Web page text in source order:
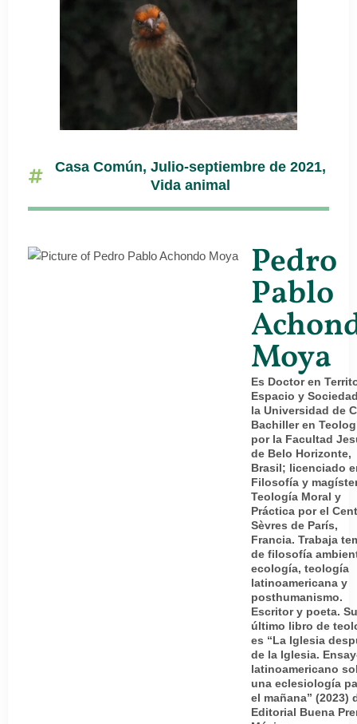
Casa Común, Julio-septiembre de 2021,
Vida animal
Pedro
Pablo
Moya
Es Doctor en
Espacio y
la Universidad de
Bachiller en
por la Facultad
de Belo Horizonte,
Brasil; licenciado
Filosofía y
Teología Moral y
Práctica por el
Sèvres de París,
Francia. Trabaja
de filosofía
ecología, teología
latinoamericana y
posthumanismo.
Escritor y poeta. Su
último libro de
es “La Iglesia
de la Iglesia.
latinoamericano
una eclesiología
el mañana” (2023)
Editorial Buena